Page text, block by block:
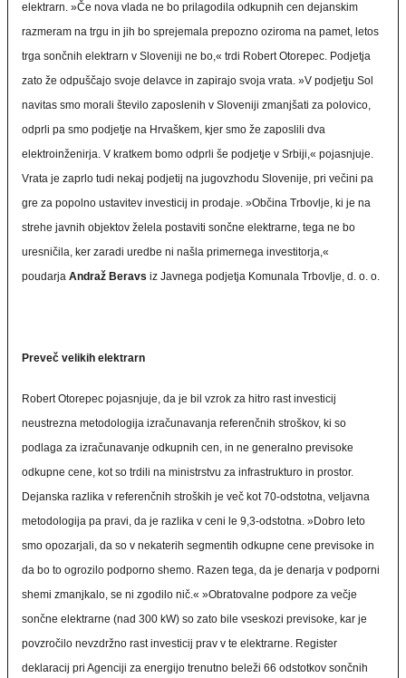
elektrarn. »Če nova vlada ne bo prilagodila odkupnih cen dejanskim
razmeram na trgu in jih bo sprejemala prepozno oziroma na pamet, letos
trga sončnih elektrarn v Sloveniji ne bo,« trdi Robert Otorepec. Podjetja
zato že odpuščajo svoje delavce in zapirajo svoja vrata. »V podjetju Sol
navitas smo morali število zaposlenih v Sloveniji zmanjšati za polovico,
odprli pa smo podjetje na Hrvaškem, kjer smo že zaposlili dva
elektroinženirja. V kratkem bomo odprli še podjetje v Srbiji,« pojasnjuje.
Vrata je zaprlo tudi nekaj podjetij na jugovzhodu Slovenije, pri večini pa
gre za popolno ustavitev investicij in prodaje. »Občina Trbovlje, ki je na
strehe javnih objektov želela postaviti sončne elektrarne, tega ne bo
uresničila, ker zaradi uredbe ni našla primernega investitorja,«
poudarja Andraž Beravs iz Javnega podjetja Komunala Trbovlje, d. o. o.
Preveč velikih elektrarn
Robert Otorepec pojasnjuje, da je bil vzrok za hitro rast investicij
neustrezna metodologija izračunavanja referenčnih stroškov, ki so
podlaga za izračunavanje odkupnih cen, in ne generalno previsoke
odkupne cene, kot so trdili na ministrstvu za infrastrukturo in prostor.
Dejanska razlika v referenčnih stroških je več kot 70-odstotna, veljavna
metodologija pa pravi, da je razlika v ceni le 9,3-odstotna. »Dobro leto
smo opozarjali, da so v nekaterih segmentih odkupne cene previsoke in
da bo to ogrozilo podporno shemo. Razen tega, da je denarja v podporni
shemi zmanjkalo, se ni zgodilo nič.« »Obratovalne podpore za večje
sončne elektrarne (nad 300 kW) so zato bile vseskozi previsoke, kar je
povzročilo nevzdržno rast investicij prav v te elektrarne. Register
deklaracij pri Agenciji za energijo trenutno beleži 66 odstotkov sončnih